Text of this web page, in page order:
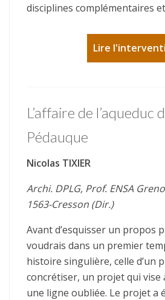
disciplines complémentaires
Lire
L’affaire de l’aqueduc
Pédauque
Nicolas TIXIER
Archi. DPLG, Prof. ENSA
1563-Cresson (Dir.)
Avant d’esquisser un propos
voudrais dans un premier
histoire singulière, celle d’un
concrétiser, un projet qui vise
une ligne oubliée. Le projet a